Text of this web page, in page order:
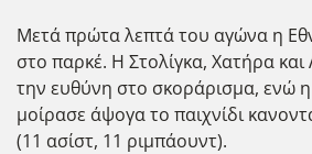
Μετά πρώτα λεπτά του αγώνα η
στο παρκέ. Η Στολίγκα, Χατήρα
την ευθύνη στο σκοράρισμα, ενώ
μοίρασε άψογα το παιχνίδι
(11 ασίστ, 11 ριμπάουντ).